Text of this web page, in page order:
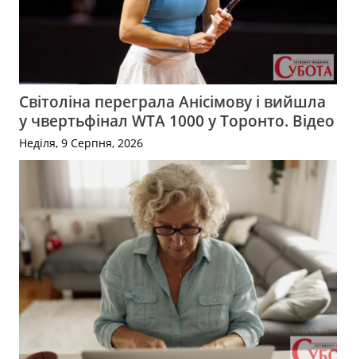
Світоліна переграла Анісімову і вийшла
у чвертьфінал WTA 1000 у Торонто. Відео
Неділя, 9 Серпня, 2026